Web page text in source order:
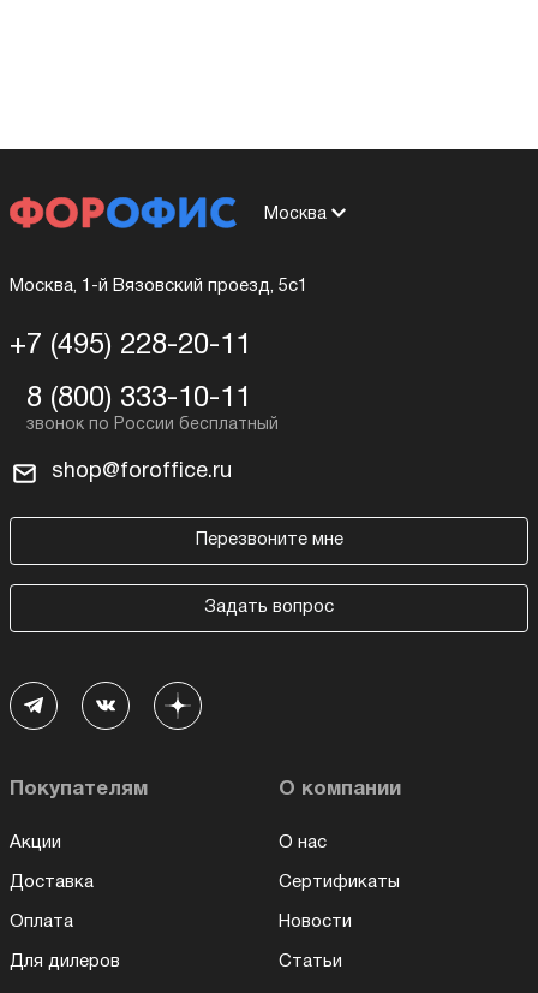
Москва
Москва, 1-й Вязовский проезд, 5с1
+7 (495) 228-20-11
8 (800) 333-10-11
shop@foroffice.ru
Перезвоните мне
Задать вопрос
Покупателям
Акции
Доставка
Оплата
Для дилеров
О компании
О нас
Сертификаты
Новости
Статьи